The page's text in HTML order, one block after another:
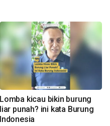
Lomba kicau bikin burung
liar punah? ini kata Burung
Indonesia